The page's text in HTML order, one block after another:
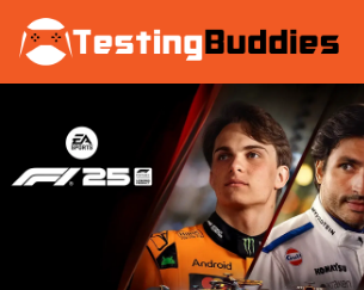
Zum Hauptinhalt springen